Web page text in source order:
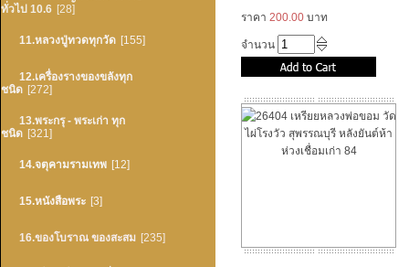
ทั่วไป 10.6 [28]
11.หลวงปู่ทวดทุกวัด [155]
12.เครื่องรางของขลังทุก
ชนิด [272]
13.พระกรุ - พระเก่า ทุก
ชนิด [321]
14.จตุคามรามเทพ [12]
15.หนังสือพระ [3]
16.ของโบราณ ของสะสม [235]
ราคา 200.00 บาท
จำนวน